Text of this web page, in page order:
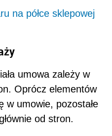
na półce sklepowej
umowa zależy w
Oprócz elementów
w umowie, pozostałe
od stron.